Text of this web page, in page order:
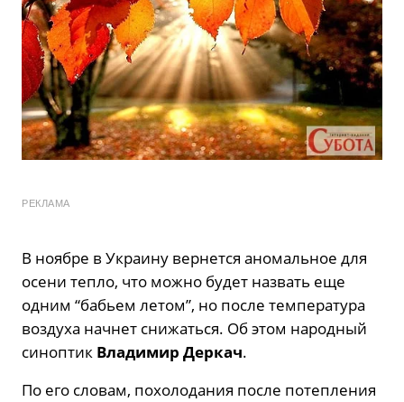
РЕКЛАМА
В ноябре в Украину вернется аномальное для
осени тепло, что можно будет назвать еще
одним “бабьем летом”, но после температура
воздуха начнет снижаться. Об этом народный
синоптик Владимир Деркач.
По его словам, похолодания после потепления